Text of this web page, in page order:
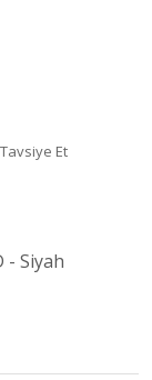
Tavsiye Et
- Siyah